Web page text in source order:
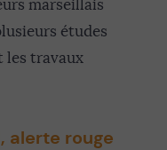
marseillais
études
les travaux
alerte rouge